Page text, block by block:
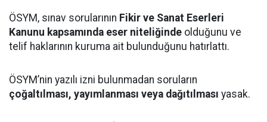
ÖSYM, sınav sorularının Fikir ve Sanat Eserleri
Kanunu kapsamında eser niteliğinde olduğunu ve
telif haklarının kuruma ait bulunduğunu hatırlattı.
ÖSYM’nin yazılı izni bulunmadan soruların
çoğaltılması, yayımlanması veya dağıtılması yasak.